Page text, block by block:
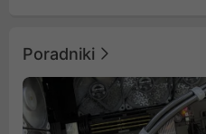
Poradniki